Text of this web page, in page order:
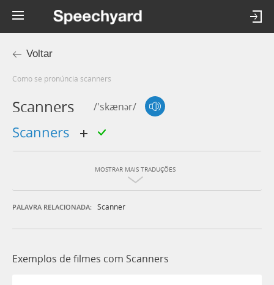
Voltar
Como se pronúncia scanners
Scanners /'skænər/
scanners
MOSTRAR MAIS TRADUÇÕES
PALAVRA RELACIONADA: Scanner
Exemplos de filmes com Scanners